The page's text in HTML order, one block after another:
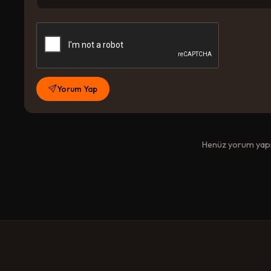
Yorum Yap
Henüz yorum